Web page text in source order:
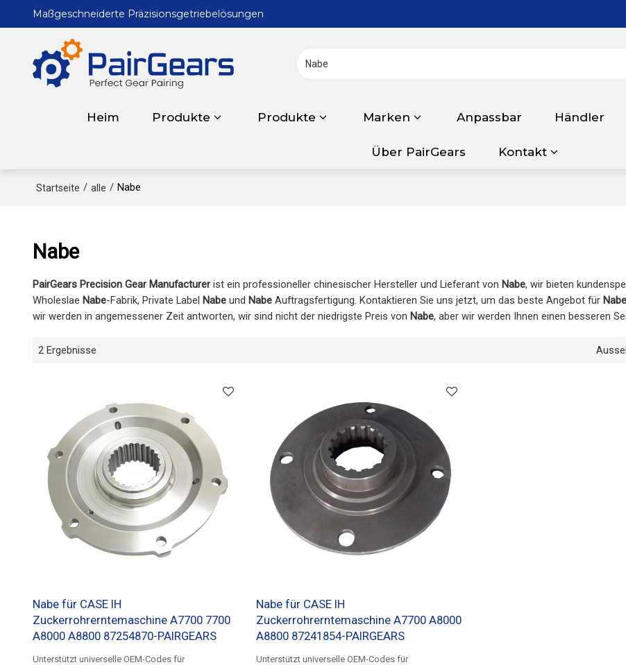
Maßgeschneiderte Präzisionsgetriebelösungen
Heim Produkte Produkte Marken Anpassbar Händler
Über PairGears Kontakt
Startseite / alle / Nabe
Nabe
PairGears Precision Gear Manufacturerist ein professioneller chinesischer Hersteller und Lieferant von Nabe, wir bieten
Wholeslae Nabe-Fabrik, Private Label Nabeund NabeAuftragsfertigung. Kontaktieren Sie uns jetzt, um das beste Angebot für Nabe
wir werden in angemessener Zeit antworten, wir sind nicht der niedrigste Preis von Nabe, aber wir werden Ihnen einen besseren
2 Ergebnisse
Nabe für CASE IH
Zuckerrohrerntemaschine A7700 7700
A8000 A8800 87254870-PAIRGEARS
Unterstützt universelle OEM-Codes für
Nabe für CASE IH
Zuckerrohrerntemaschine A7700 A8000
A8800 87241854-PAIRGEARS
Unterstützt universelle OEM-Codes für